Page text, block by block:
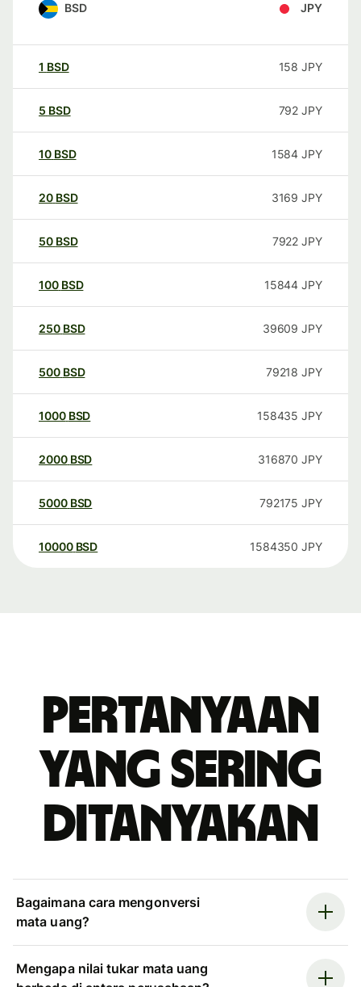
BSD JPY
1 BSD 158 JPY
5 BSD 792 JPY
10 BSD 1584 JPY
20 BSD 3169 JPY
50 BSD 7922 JPY
100 BSD 15844 JPY
250 BSD 39609 JPY
500 BSD 79218 JPY
1000 BSD 158435 JPY
2000 BSD 316870 JPY
5000 BSD 792175 JPY
10000 BSD 1584350 JPY
Pertanyaan
yang sering
ditanyakan
Bagaimana cara mengonversi
mata uang?
Mengapa nilai tukar mata uang